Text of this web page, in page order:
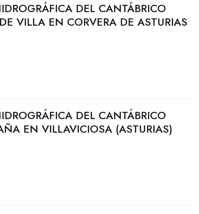
DEL CANTÁBRICO
VILLA EN CORVERA DE ASTURIAS
DEL CANTÁBRICO
EN VILLAVICIOSA (ASTURIAS)